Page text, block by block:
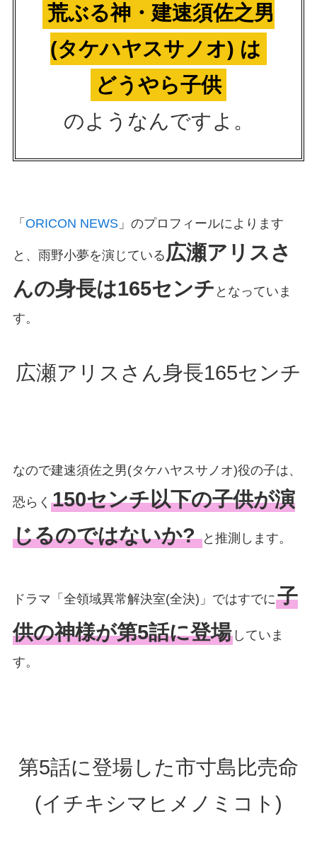
荒ぶる神・建速須佐之男
(タケハヤスサノオ) は
どうやら子供
のようなんですよ。
「 ORICON NEWS」のプロフィールによります
と、雨野小夢を演じている 広瀬アリスさ
んの身長は165センチ となっていま
す。
広瀬アリスさん身長165センチ
なので建速須佐之男(タケハヤスサノオ)役の子は、
恐らく 150センチ以下の子供が演
じるのではないか?と推測します。
ドラマ「全領域異常解決室(全決)」ではすでに子
供の神様が第5話に登場していま
す。
第5話に登場した市寸島比売命
(イチキシマヒメノミコト)